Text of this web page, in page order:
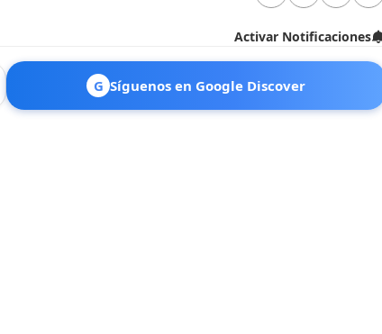
Activar Notificaciones
G Síguenos en Google Discover